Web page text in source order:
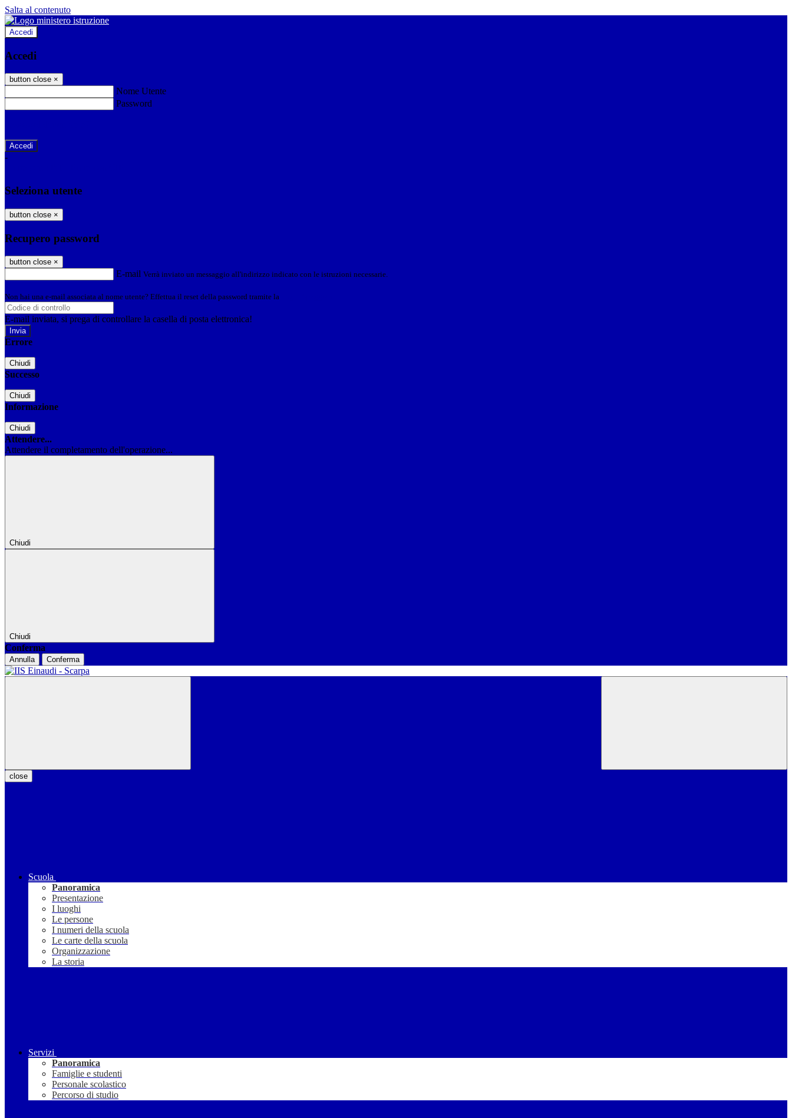
Salta al contenuto
Accedi
Accedi
button close ×
Nome Utente
Password
-
Seleziona utente
button close ×
Recupero password
button close ×
E-mail Verrà inviato un messaggio all'indirizzo indicato con le istruzioni necessarie.
Non hai una e-mail associata al nome utente? Effettua il reset della password tramite la
E-mail inviata, si prega di controllare la casella di posta elettronica!
Errore
Chiudi
Successo
Chiudi
Informazione
Chiudi
Attendere...
Attendere il completamento dell'operazione...
Chiudi
Chiudi
Conferma
Annulla Conferma
close
Scuola
Panoramica
Presentazione
I luoghi
Le persone
I numeri della scuola
Le carte della scuola
Organizzazione
La storia
Servizi
Panoramica
Famiglie e studenti
Personale scolastico
Percorso di studio